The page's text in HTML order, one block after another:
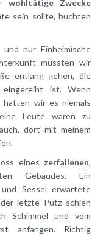
wohltätige Zwecke
sein sollte, buchten
nur Einheimische
mussten wir
entlang gehen, die
eingereiht ist. Wenn
wir es niemals
Leute waren zu
dort mit meinem
eines zerfallenen,
Gebäudes. Ein
Sessel erwartete
letzte Putz schien
Schimmel und vom
anfangen. Richtig